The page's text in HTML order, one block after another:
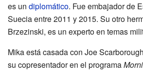
es un diplomático. Fue embajador de
Suecia entre 2011 y 2015. Su otro
Brzezinski, es un experto en temas
Mika está casada con Joe
su copresentador en el programa